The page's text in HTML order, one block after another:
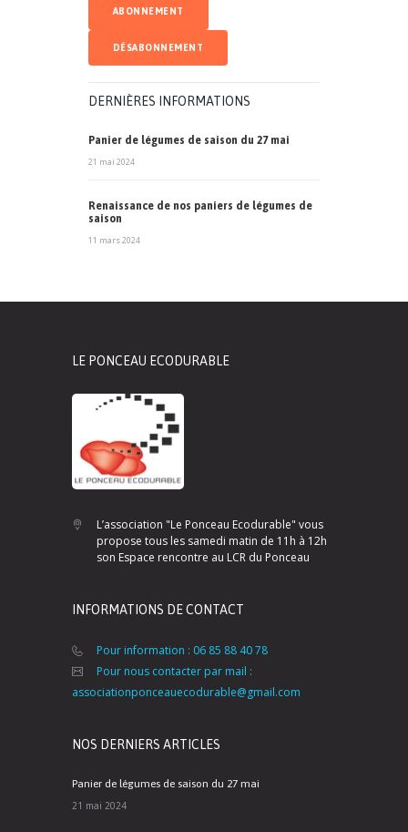
DERNIÈRES INFORMATIONS
Panier de légumes de saison du 27 mai
21 mai 2024
Renaissance de nos paniers de légumes de
saison
11 mars 2024
LE PONCEAU ECODURABLE
L’association "Le Ponceau Ecodurable" vous
propose tous les samedi matin de 11h à 12h
son Espace rencontre au LCR du Ponceau
INFORMATIONS DE CONTACT
Pour information : 06 85 88 40 78
Pour nous contacter par mail :
associationponceauecodurable@gmail.com
NOS DERNIERS ARTICLES
Panier de légumes de saison du 27 mai
21 mai 2024